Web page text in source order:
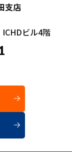
支店
ビル4階